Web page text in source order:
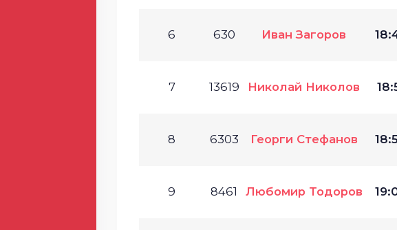
6 630 Иван Загоров
7 13619 Николай Николов
8 6303 Георги Стефанов
9 8461 Любомир Тодоров